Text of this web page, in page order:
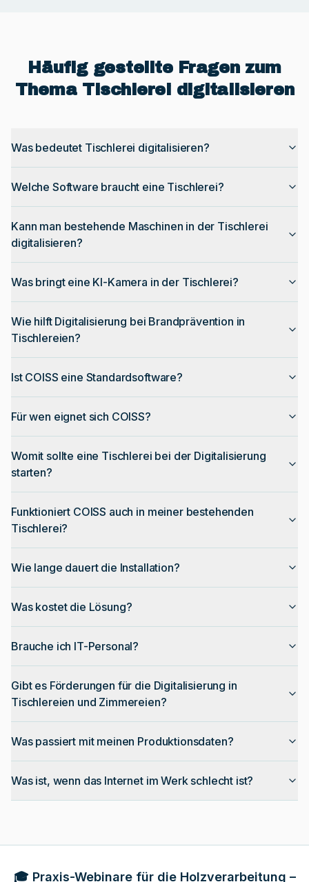
Häufig gestellte Fragen zum
Thema Tischlerei digitalisieren
Was bedeutet Tischlerei digitalisieren?
Welche Software braucht eine Tischlerei?
Kann man bestehende Maschinen in der Tischlerei
digitalisieren?
Was bringt eine KI-Kamera in der Tischlerei?
Wie hilft Digitalisierung bei Brandprävention in
Tischlereien?
Ist COISS eine Standardsoftware?
Für wen eignet sich COISS?
Womit sollte eine Tischlerei bei der Digitalisierung
starten?
Funktioniert COISS auch in meiner bestehenden
Tischlerei?
Wie lange dauert die Installation?
Was kostet die Lösung?
Brauche ich IT-Personal?
Gibt es Förderungen für die Digitalisierung in
Tischlereien und Zimmereien?
Was passiert mit meinen Produktionsdaten?
Was ist, wenn das Internet im Werk schlecht ist?
🎓 Praxis-Webinare für die Holzverarbeitung –